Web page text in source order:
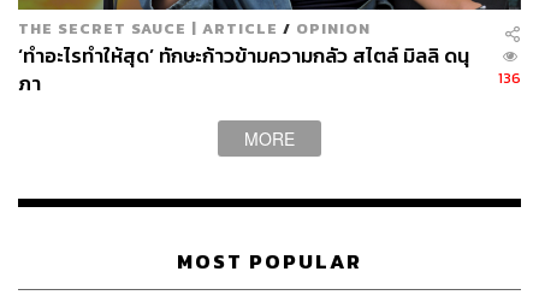
The Secret Sauce Summit 2025 โปรชาวแก๊งมาแล้ว!
ซื้อ 2 ฟรี 1 ได้ 3 ใบ 🔥เหลือเพียง 2,660.- 🔥(จากราคา
📆 เปิดแค่ 30 ก.ค. – 7 ส.ค.
Key Takeaway
The Secret Sauce Summit 2025
The Secret Sauce
Opinion
เสื้อผ้า
THE SECRET SAUCE | ARTICLE / OPINION
‘ทำอะไรทำให้สุด’ ทักษะก้าวข้ามความกลัว สไตล์ มิลลิ ดนุ
ภา
136
MORE
MOST POPULAR